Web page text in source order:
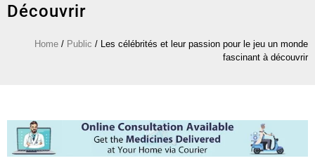
Découvrir
Home / Public / Les célébrités et leur passion pour le jeu un monde
fascinant à découvrir